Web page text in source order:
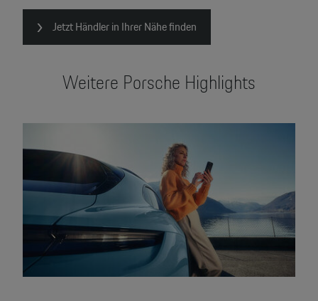
Jetzt Händler in Ihrer Nähe finden
Weitere Porsche Highlights